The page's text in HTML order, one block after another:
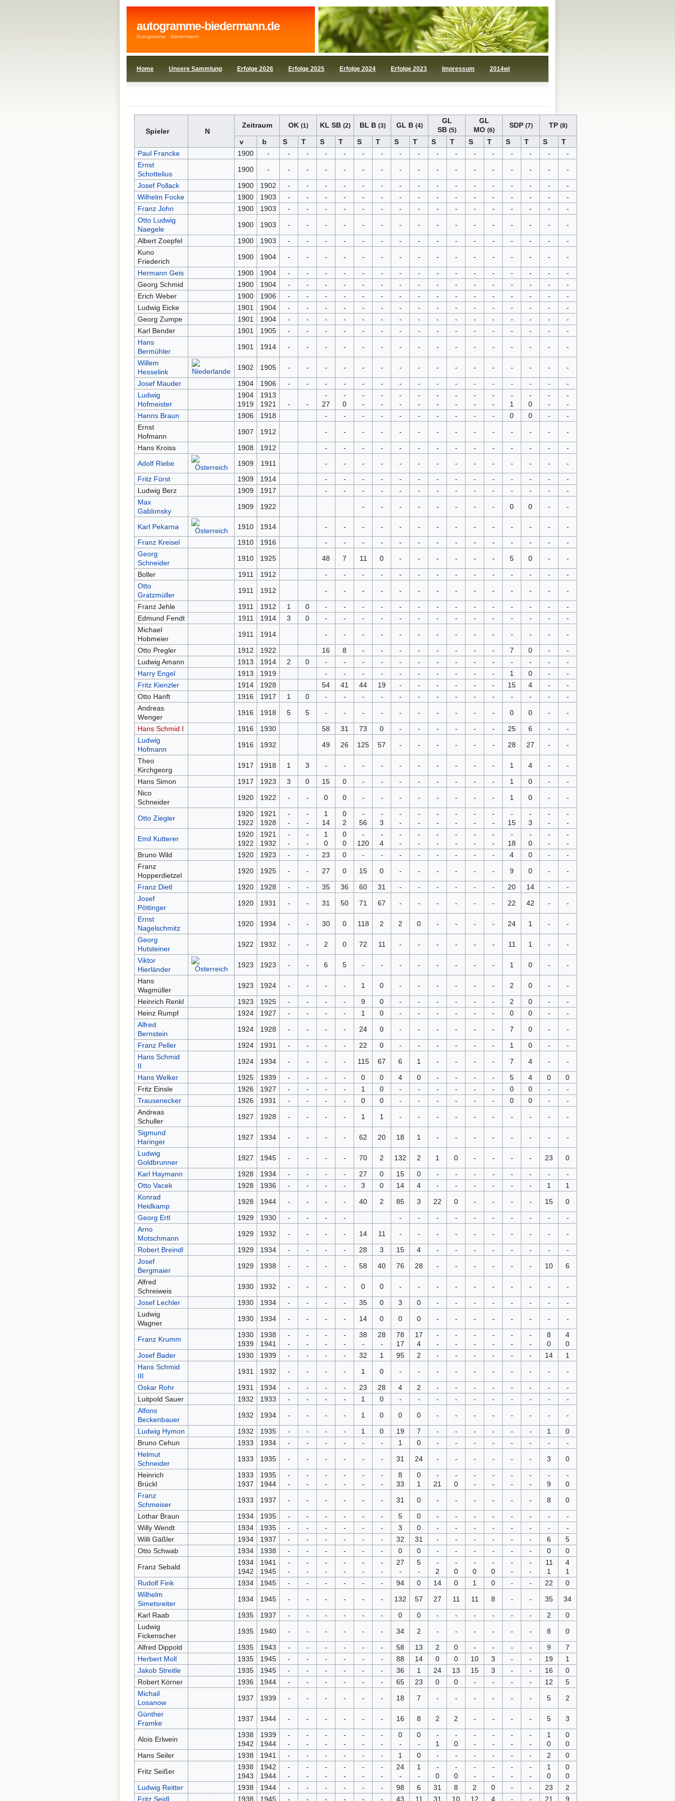
autogramme-biedermann.de
Autogramme - Biedermann
Home Unsere Sammlung Erfolge 2026 Erfolge 2025 Erfolge 2024 Erfolge 2023 Impressum 2014wi
Spieler N
Zeitraum OK (1) KL SB (2) BL B (3) GL B (4)
GL
SB (5)
GL
MO (6)
SDP (7) TP (8)
v b S T S T S T S T S T S T S T S
T
Paul Francke
1900 - - - - - - - - - - - - - - - -
-
Ernst
Schottelius
1900 - - - - - - - - - - - - - - - -
-
Josef Pollack
1900 1902 - - - - - - - - - - - - - - -
-
Wilhelm Focke
1900 1903 - - - - - - - - - - - - - - -
-
Franz John
1900 1903 - - - - - - - - - - - - - - -
-
Otto Ludwig
Naegele
1900 1903 - - - - - - - - - - - - - - -
-
Albert Zoepfel
1900 1903 - - - - - - - - - - - - - - -
-
Kuno
Friederich
1900 1904 - - - - - - - - - - - - - - -
-
Hermann Geis
1900 1904 - - - - - - - - - - - - - - -
-
Georg Schmid
1900 1904 - - - - - - - - - - - - - - -
-
Erich Weber
1900 1906 - - - - - - - - - - - - - - -
-
Ludwig Eicke
1901 1904 - - - - - - - - - - - - - - -
-
Georg Zumpe
1901 1904 - - - - - - - - - - - - - - -
-
Karl Bender
1901 1905 - - - - - - - - - - - - - - -
-
Hans
Bermühler
1901 1914 - - - - - - - - - - - - - - -
-
Willem
Hesselink
1902 1905 - - - - - - - - - - - - - - -
-
Josef Mauder
1904 1906 - - - - - - - - - - - - - - -
-
Ludwig
Hofmeister
1904
1919
1913
1921
- -
-
27
-
0
-
-
-
-
-
-
-
-
-
-
-
-
-
-
-
-
-
1
-
0
-
-
-
-
Hanns Braun
1906 1918 - - - - - - - - - - 0 0 -
-
Ernst
Hofmann
1907 1912 - - - - - - - - - - - - -
-
Hans Kroiss
1908 1912 - - - - - - - - - - - - -
-
Adolf Riebe
1909 1911 - - - - - - - - - - - - -
-
Fritz Fürst
1909 1914 - - - - - - - - - - - - -
-
Ludwig Berz
1909 1917 - - - - - - - - - - - - -
-
Max
Gablonsky
1909 1922 - - - - - - - - 0 0 - -
Karl Pekarna 1910 1914 - - - - - - - - - - - - -
-
Franz Kreisel
1910 1916 - - - - - - - - - - - - -
-
Georg
Schneider
1910 1925 48 7 11 0 - - - - - - 5 0 -
-
Boller
1911 1912 - - - - - - - - - - - - -
-
Otto
Gratzmüller
1911 1912 - - - - - - - - - - - - -
-
Franz Jehle
1911 1912 1 0 - - - - - - - - - - - - -
-
Edmund Fendt
1911 1914 3 0 - - - - - - - - - - - - -
-
Michael
Hobmeier
1911 1914 - - - - - - - - - - - - -
-
Otto Pregler
1912 1922 16 8 - - - - - - - - 7 0 -
-
Ludwig Amann
1913 1914 2 0 - - - - - - - - - - - - -
-
Harry Engel
1913 1919 - - - - - - - - - - 1 0 -
-
Fritz Kienzler
1914 1928 54 41 44 19 - - - - - - 15 4 -
-
Otto Hanft
1916 1917 1 0 - - - - - - - - - - - - -
-
Andreas
Wenger
1916 1918 5 5 - - - - - - - - - - 0 0 -
-
Hans Schmid I
1916 1930 58 31 73 0 - - - - - - 25 6 -
-
Ludwig
Hofmann
1916 1932 49 26 125 57 - - - - - - 28 27 -
-
Theo
Kirchgeorg
1917 1918 1 3 - - - - - - - - - - 1 4 -
-
Hans Simon
1917 1923 3 0 15 0 - - - - - - - - 1 0 -
-
Nico
Schneider
1920 1922 - - 0 0 - - - - - - - - 1 0 - -
Otto Ziegler
1920
1922
1921
1928
-
-
-
-
1
14
0
2
-
56
-
3
-
-
-
-
-
-
-
-
-
-
-
-
-
15
-
3
-
-
-
-
Emil Kutterer
1920
1922
1921
1932
-
-
-
-
1
0
0
0
-
120
-
4
-
-
-
-
-
-
-
-
-
-
-
-
-
18
-
0
-
-
-
-
Bruno Wild
1920 1923 - - 23 0 - - - - - - - - 4 0 -
-
Franz
Hopperdietzel
1920 1925 - - 27 0 15 0 - - - - - - 9 0 -
-
Franz Dietl
1920 1928 - - 35 36 60 31 - - - - - - 20 14 -
-
Josef
Pöttinger
1920 1931 - - 31 50 71 67 - - - - - - 22 42 -
-
Ernst
Nagelschmitz
1920 1934 - - 30 0 118 2 2 0 - - - - 24 1 -
-
Georg
Hutsteiner
1922 1932 - - 2 0 72 11 - - - - - - 11 1 -
-
Viktor
Hierländer
1923 1923 - - 6 5 - - - - - - - - 1 0 -
-
Hans
Wagmüller
1923 1924 - - - - 1 0 - - - - - - 2 0 -
-
Heinrich Renkl
1923 1925 - - - - 9 0 - - - - - - 2 0 -
-
Heinz Rumpf
1924 1927 - - - - 1 0 - - - - - - 0 0 -
-
Alfred
Bernstein
1924 1928 - - - - 24 0 - - - - - - 7 0 -
-
Franz Peller
1924 1931 - - - - 22 0 - - - - - - 1 0 -
-
Hans Schmid
II
1924 1934 - - - - 115 67 6 1 - - - - 7 4 -
-
Hans Welker
1925 1939 - - - - 0 0 4 0 - - - - 5 4 0
0
Fritz Einsle
1926 1927 - - - - 1 0 - - - - - - 0 0 -
-
Trausenecker
1926 1931 - - - - 0 0 - - - - - - 0 0 -
-
Andreas
Schuller
1927 1928 - - - - 1 1 - - - - - - - - -
-
Sigmund
Haringer
1927 1934 - - - - 62 20 18 1 - - - - - - -
-
Ludwig
Goldbrunner
1927 1945 - - - - 70 2 132 2 1 0 - - - - 23
0
Karl Haymann
1928 1934 - - - - 27 0 15 0 - - - - - - -
-
Otto Vacek
1928 1936 - - - - 3 0 14 4 - - - - - - 1
1
Konrad
Heidkamp
1928 1944 - - - - 40 2 85 3 22 0 - - - - 15
0
Georg Ertl
1929 1930 - - - - - - - - - - - - -
-
Arno
Motschmann
1929 1932 - - - - 14 11 - - - - - - - - -
-
Robert Breindl
1929 1934 - - - - 28 3 15 4 - - - - - - -
-
Josef
Bergmaier
1929 1938 - - - - 58 40 76 28 - - - - - - 10
6
Alfred
Schreiweis
1930 1932 - - - - 0 0 - - - - - - - - -
-
Josef Lechler
1930 1934 - - - - 35 0 3 0 - - - - - - -
-
Ludwig
Wagner
1930 1934 - - - - 14 0 0 0 - - - - - - - -
Franz Krumm
1930
1939
1938
1941
-
-
-
-
-
-
-
-
38
-
28
-
78
17
17
4
-
-
-
-
-
-
-
-
-
-
-
-
8
0
4
0
Josef Bader
1930 1939 - - - - 32 1 95 2 - - - - - - 14
1
Hans Schmid
III
1931 1932 - - - - 1 0 - - - - - - - - -
-
Oskar Rohr
1931 1934 - - - - 23 28 4 2 - - - - - - -
-
Luitpold Sauer
1932 1933 - - - - 1 0 - - - - - - - - -
-
Alfons
Beckenbauer
1932 1934 - - - - 1 0 0 0 - - - - - - -
-
Ludwig Hymon
1932 1935 - - - - 1 0 19 7 - - - - - - 1
0
Bruno Cehun
1933 1934 - - - - - - 1 0 - - - - - - -
-
Helmut
Schneider
1933 1935 - - - - - - 31 24 - - - - - - 3
0
Heinrich
Brückl
1933
1937
1935
1944
-
-
-
-
-
-
-
-
-
-
-
-
8
33
0
1
-
21
-
0
-
-
-
-
-
-
-
-
-
9
-
0
Franz
Schmeiser
1933 1937 - - - - - - 31 0 - - - - - - 8
0
Lothar Braun
1934 1935 - - - - - - 5 0 - - - - - - -
-
Willy Wendt
1934 1935 - - - - - - 3 0 - - - - - - -
-
Willi Gäßler
1934 1937 - - - - - - 32 31 - - - - - - 6
5
Otto Schwab
1934 1938 - - - - - - 0 0 - - - - - - 0
0
Franz Sebald
1934
1942
1941
1945
-
-
-
-
-
-
-
-
-
-
-
-
27
-
5
-
-
2
-
0
-
0
-
0
-
-
-
-
11
1
4
1
Rudolf Fink
1934 1945 - - - - - - 94 0 14 0 1 0 - - 22
0
Wilhelm
Simetsreiter
1934 1945 - - - - - - 132 57 27 11 11 8 - - 35
34
Karl Raab
1935 1937 - - - - - - 0 0 - - - - - - 2
0
Ludwig
Fickenscher
1935 1940 - - - - - - 34 2 - - - - - - 8
0
Alfred Dippold
1935 1943 - - - - - - 58 13 2 0 - - - - 9
7
Herbert Moll
1935 1945 - - - - - - 88 14 0 0 10 3 - - 19
1
Jakob Streitle
1935 1945 - - - - - - 36 1 24 13 15 3 - - 16
0
Robert Körner
1936 1944 - - - - - - 65 23 0 0 - - - - 12
5
Michail
Losanow
1937 1939 - - - - - - 18 7 - - - - - - 5
2
Günther
Framke
1937 1944 - - - - - - 16 8 2 2 - - - - 5 3
Alois Erlwein
1938
1942
1939
1944
-
-
-
-
-
-
-
-
-
-
-
-
0
-
0
-
-
1
-
0
-
-
-
-
-
-
-
-
1
0
0
0
Hans Seiler
1938 1941 - - - - - - 1 0 - - - - - - 2
0
Fritz Seißer
1938
1943
1942
1944
-
-
-
-
-
-
-
-
-
-
-
-
24
-
1
-
-
0
-
0
-
-
-
-
-
-
-
-
1
0
0
0
Ludwig Reitter
1938 1944 - - - - - - 98 6 31 8 2 0 - - 23
2
Fritz Seidl
1938 1945 - - - - - - 43 11 31 10 12 4 - - 21 9